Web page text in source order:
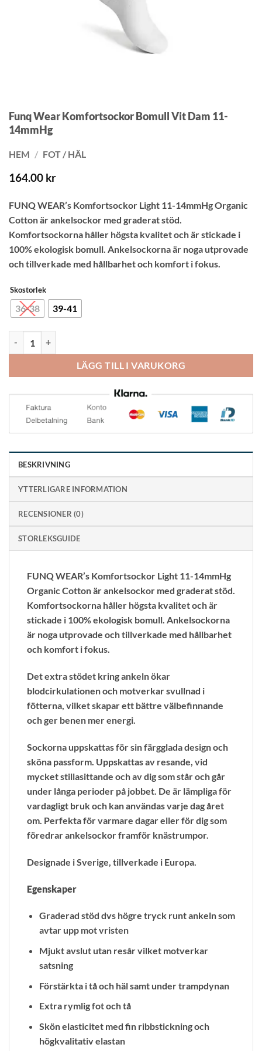
Funq Wear Komfortsockor Bomull Vit Dam 11-
14mmHg
HEM / FOT / HÄL
164.00 kr
FUNQ WEAR’s Komfortsockor Light 11-14mmHg Organic
Cotton är ankelsockor med graderat stöd.
Komfortsockorna håller högsta kvalitet och är stickade i
100% ekologisk bomull. Ankelsockorna är noga utprovade
och tillverkade med hållbarhet och komfort i fokus.
Skostorlek
36-38 39-41
LÄGG TILL I VARUKORG
BESKRIVNING
YTTERLIGARE INFORMATION
RECENSIONER (0)
STORLEKSGUIDE
FUNQ WEAR’s Komfortsockor Light 11-14mmHg
Organic Cotton är ankelsockor med graderat stöd.
Komfortsockorna håller högsta kvalitet och är
stickade i 100% ekologisk bomull. Ankelsockorna
är noga utprovade och tillverkade med hållbarhet
och komfort i fokus.
Det extra stödet kring ankeln ökar
blodcirkulationen och motverkar svullnad i
fötterna, vilket skapar ett bättre välbefinnande
och ger benen mer energi.
Sockorna uppskattas för sin färgglada design och
sköna passform. Uppskattas av resande, vid
mycket stillasittande och av dig som står och går
under långa perioder på jobbet. De är lämpliga för
vardagligt bruk och kan användas varje dag året
om. Perfekta för varmare dagar eller för dig som
föredrar ankelsockor framför knästrumpor.
Designade i Sverige, tillverkade i Europa.
Egenskaper
Graderad stöd dvs högre tryck runt ankeln som
avtar upp mot vristen
Mjukt avslut utan resår vilket motverkar
satsning
Förstärkta i tå och häl samt under trampdynan
Extra rymlig fot och tå
Skön elasticitet med fin ribbstickning och
högkvalitativ elastan